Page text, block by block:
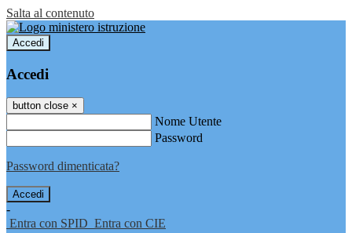
Salta al contenuto
Accedi
Accedi
button close ×
Nome Utente
Password
Password dimenticata?
-
Entra con SPID Entra con CIE